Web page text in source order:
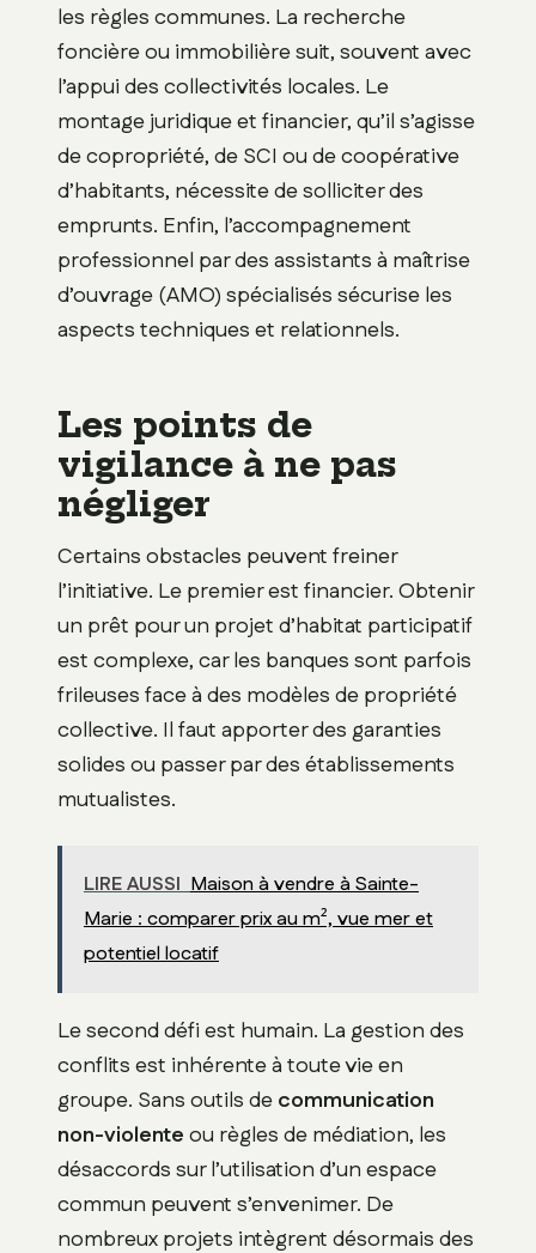
les règles communes. La recherche
foncière ou immobilière suit, souvent avec
l’appui des collectivités locales. Le
montage juridique et financier, qu’il s’agisse
de copropriété, de SCI ou de coopérative
d’habitants, nécessite de solliciter des
emprunts. Enfin, l’accompagnement
professionnel par des assistants à maîtrise
d’ouvrage (AMO) spécialisés sécurise les
aspects techniques et relationnels.
Les points de
vigilance à ne pas
négliger
Certains obstacles peuvent freiner
l’initiative. Le premier est financier. Obtenir
un prêt pour un projet d’habitat participatif
est complexe, car les banques sont parfois
frileuses face à des modèles de propriété
collective. Il faut apporter des garanties
solides ou passer par des établissements
mutualistes.
LIRE AUSSI Maison à vendre à Sainte-
Marie : comparer prix au m², vue mer et
potentiel locatif
Le second défi est humain. La gestion des
conflits est inhérente à toute vie en
groupe. Sans outils decommunication
non-violenteou règles de médiation, les
désaccords sur l’utilisation d’un espace
commun peuvent s’envenimer. De
nombreux projets intègrent désormais des